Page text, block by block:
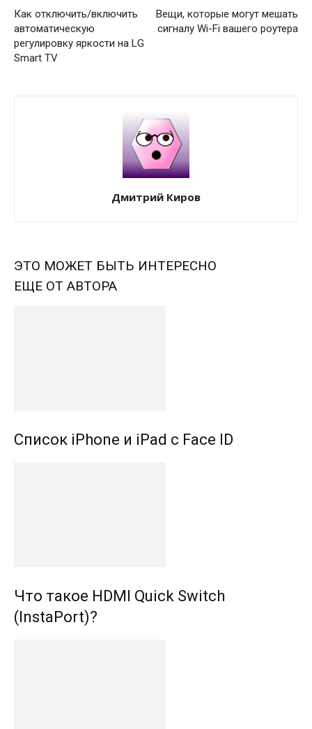
Как отключить/включить
автоматическую
регулировку яркости на LG
Smart TV
Вещи, которые могут мешать
сигналу Wi-Fi вашего роутера
Дмитрий Киров
ЭТО МОЖЕТ БЫТЬ ИНТЕРЕСНО
ЕЩЕ ОТ АВТОРА
Список iPhone и iPad с Face ID
Что такое HDMI Quick Switch
(InstaPort)?